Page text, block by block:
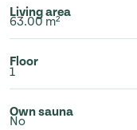
Living area
63.00 m²
Floor
1
Own sauna
No